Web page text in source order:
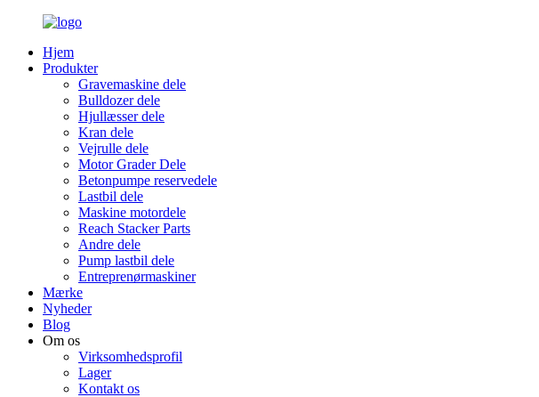
Hjem
Produkter
Gravemaskine dele
Bulldozer dele
Hjullæsser dele
Kran dele
Vejrulle dele
Motor Grader Dele
Betonpumpe reservedele
Lastbil dele
Maskine motordele
Reach Stacker Parts
Andre dele
Pump lastbil dele
Entreprenørmaskiner
Mærke
Nyheder
Blog
Om os
Virksomhedsprofil
Lager
Kontakt os